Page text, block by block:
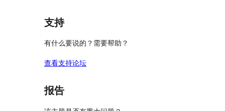
支持
有什么要说的？需要帮助？
查看支持论坛
报告